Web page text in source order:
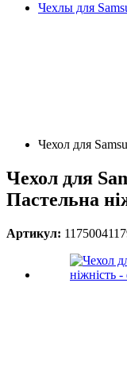
Чехлы для
Чехол для
Чехол для
Пастельна
Артикул: